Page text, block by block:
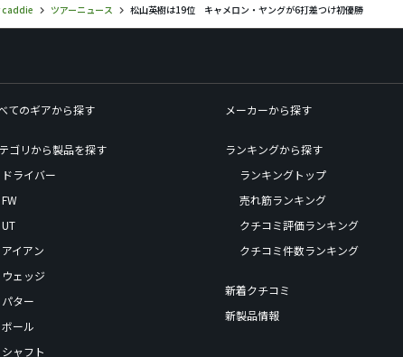
caddie ツアーニュース 松山英樹は19位 キャメロン・ヤングが6打差つけ初優勝
てのギアから探す
ゴリから製品を探す
ドライバー
FW
UT
アイアン
ウェッジ
パター
ボール
シャフト
メーカーから探す
ランキングから探す
ランキングトップ
売れ筋ランキング
クチコミ評価ランキング
クチコミ件数ランキング
新着クチコミ
新製品情報